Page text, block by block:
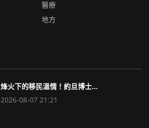
醫療
地方
烽火下的移民溫情！約旦博士...
2026-08-07 21:21